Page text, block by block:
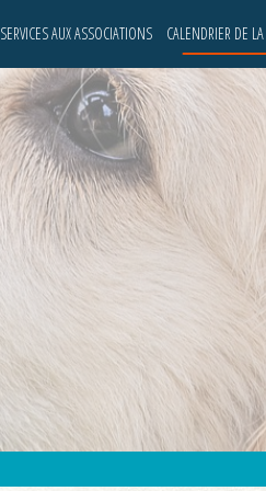
SERVICES AUX ASSOCIATIONS CALENDRIER DE